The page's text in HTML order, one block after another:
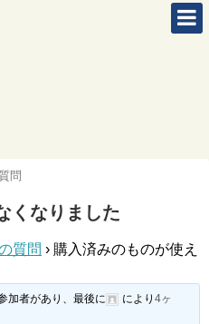
問
くなりました
質問 › 購入済みのものが使え
加者があり、最後に により4ヶ